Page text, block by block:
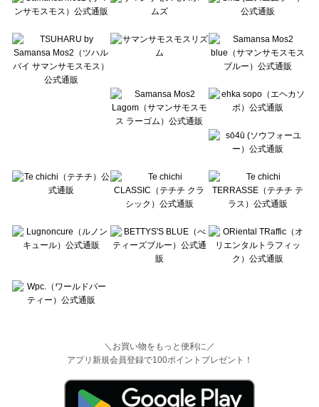
Te chichi CLASSIC（テチチ クラシック）の一覧
Lugnoncure（ルノンキュール）の一覧
BETTY'S BLUE（べティーズブルー）の一覧
Wpc.（ワールドパーティー）の一覧
＼お買い物をもっと便利に／
アプリ新規会員登録で100ポイントプレゼント！